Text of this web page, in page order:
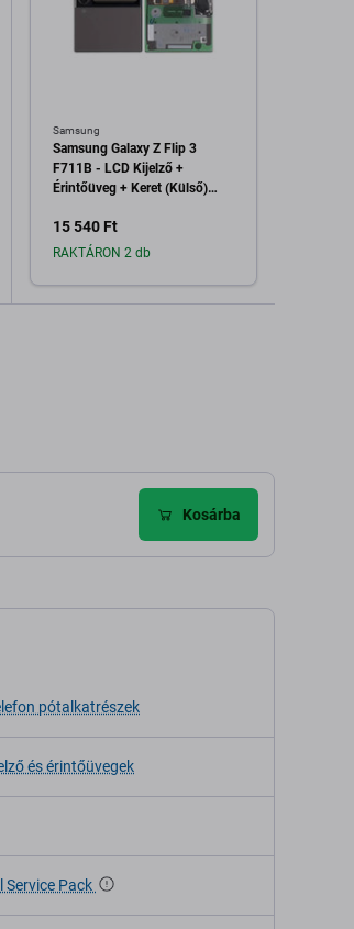
Samsung
Samsung Galaxy Z Flip 3
F711B - LCD Kijelző +
Érintőüveg + Keret (Külső)
26773A Genuine Service Pack
15 540 Ft
RAKTÁRON 2 db
Kosárba
pótalkatrészek
és érintőüvegek
Service Pack